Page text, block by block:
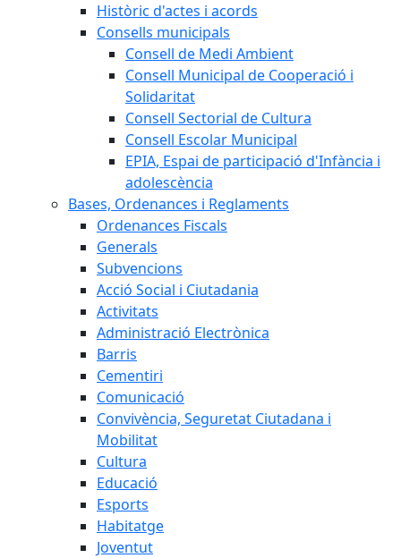
Històric d'actes i acords
Consells municipals
Consell de Medi Ambient
Consell Municipal de Cooperació i
Solidaritat
Consell Sectorial de Cultura
Consell Escolar Municipal
EPIA, Espai de participació d'Infància i
adolescència
Bases, Ordenances i Reglaments
Ordenances Fiscals
Generals
Subvencions
Acció Social i Ciutadania
Activitats
Administració Electrònica
Barris
Cementiri
Comunicació
Convivència, Seguretat Ciutadana i
Mobilitat
Cultura
Educació
Esports
Habitatge
Joventut